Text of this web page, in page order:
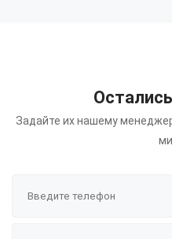
Задайте их нашему